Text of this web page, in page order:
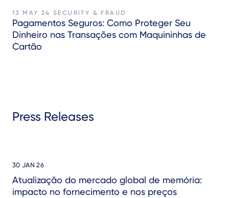
13 MAY 24 SECURITY & FRAUD
Pagamentos Seguros: Como Proteger Seu
Dinheiro nas Transações com Maquininhas de
Cartão
Press Releases
30 JAN 26
Atualização do mercado global de memória:
impacto no fornecimento e nos preços